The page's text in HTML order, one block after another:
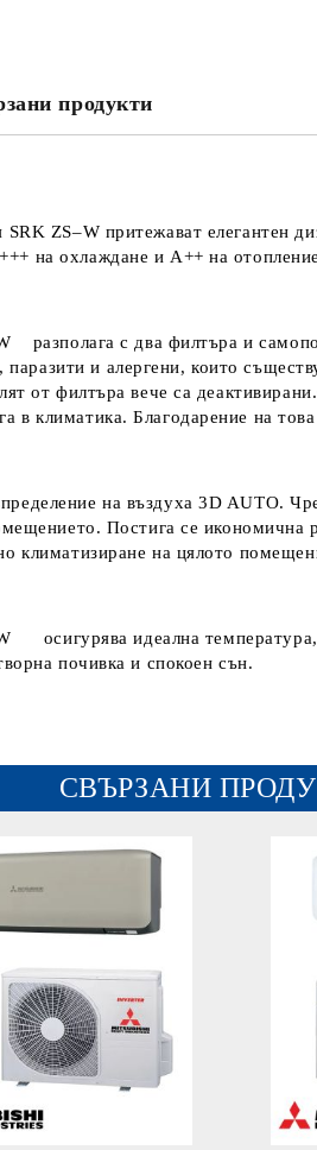
продукти
ZS–W притежават елегантен
на охлаждане и А++ на
с два филтъра и
и алергени, които
от филтъра вече са
в климатика. Благодарение на
на въздуха 3D AUTO.
Постига се
климатизиране на цялото
осигурява идеална
почивка и спокоен сън.
СВЪРЗАНИ